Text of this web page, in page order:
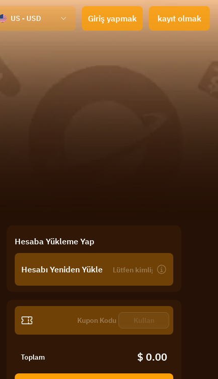
US - USD Giriş yapmak kayıt olmak
Hesaba Yükleme Yap
Hesabı Yeniden Yükle
Kullan
Toplam $ 0.00